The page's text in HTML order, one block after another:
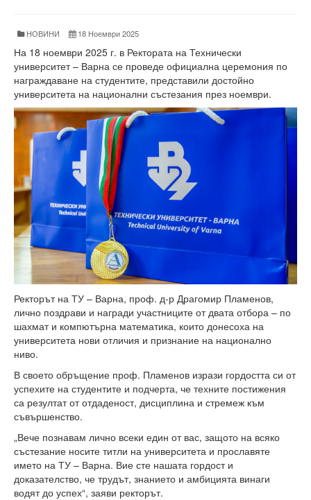
Машинно-технологичен факултет
Корабостроителен факултет
Електротехнически факултет
Факултет по изчислителна техника и автоматизация
Колежи
Добруджански технологичен колеж
Колеж в структурата на ТУ-Варна
Департамент ЕПОС
Научноизследователски институт
Отдели и Центрове
Високотехнологичен парк
Ресурси
Библиотека
Спортен комплекс
Студентски стол
Почивни бази
Общежития
НОВИНИ 18 Ноември 2025
На 18 ноември 2025 г. в Ректората на Технически
университет – Варна се проведе официална церемония по
награждаване на студентите, представили достойно
университета на национални състезания през ноември.
Ректорът на ТУ – Варна, проф. д-р Драгомир Пламенов,
лично поздрави и награди участниците от двата отбора – по
шахмат и компютърна математика, които донесоха на
университета нови отличия и признание на национално
ниво.
В своето обръщение проф. Пламенов изрази гордостта си от
успехите на студентите и подчерта, че техните постижения
са резултат от отдаденост, дисциплина и стремеж към
съвършенство.
„Вече познавам лично всеки един от вас, защото на всяко
състезание носите титли на университета и прославяте
името на ТУ – Варна. Вие сте нашата гордост и
доказателство, че трудът, знанието и амбицията винаги
водят до успех“, заяви ректорът.